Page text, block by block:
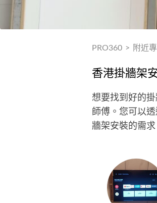
PRO360 > 附近
香港掛牆架
想要找到好的
師傅。您可以
牆架安裝的需